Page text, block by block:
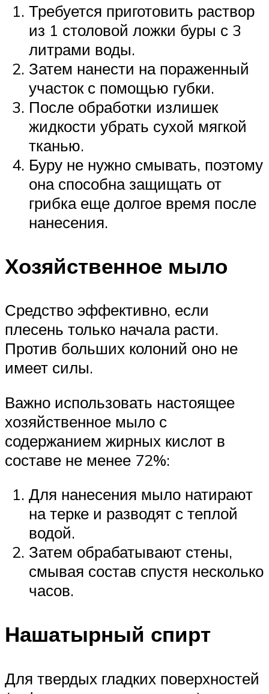
Требуется приготовить раствор
из 1 столовой ложки буры с 3
литрами воды.
Затем нанести на пораженный
участок с помощью губки.
После обработки излишек
жидкости убрать сухой мягкой
тканью.
Буру не нужно смывать, поэтому
она способна защищать от
грибка еще долгое время после
нанесения.
Хозяйственное мыло
Средство эффективно, если
плесень только начала расти.
Против больших колоний оно не
имеет силы.
Важно использовать настоящее
хозяйственное мыло с
содержанием жирных кислот в
составе не менее 72%:
Для нанесения мыло натирают
на терке и разводят с теплой
водой.
Затем обрабатывают стены,
смывая состав спустя несколько
часов.
Нашатырный спирт
Для твердых гладких поверхностей